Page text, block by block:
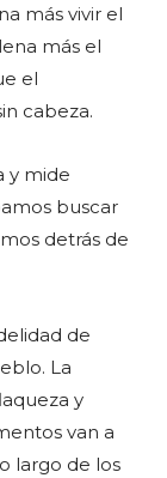
más vivir el
más el
el
cabeza.
y mide
buscar
detrás de
de
La
y
van a
largo de los